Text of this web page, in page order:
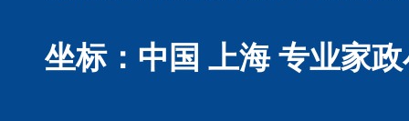
坐标：中国 上海 专业家